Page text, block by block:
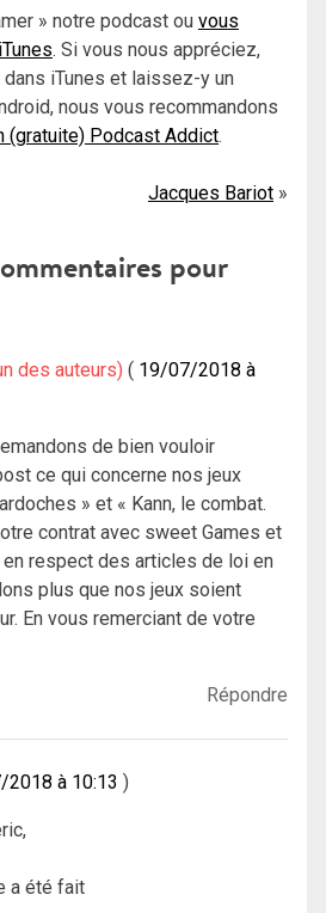
» notre podcast ou vous
. Si vous nous appréciez,
iTunes et laissez-y un
nous vous recommandons
(gratuite) Podcast Addict.
Jacques Bariot
pour
des auteurs)
19/07/2018 à
de bien vouloir
ce qui concerne nos jeux
» et « Kann, le combat.
contrat avec sweet Games et
respect des articles de loi en
plus que nos jeux soient
En vous remerciant de votre
Répondre
à 10:13
a été fait